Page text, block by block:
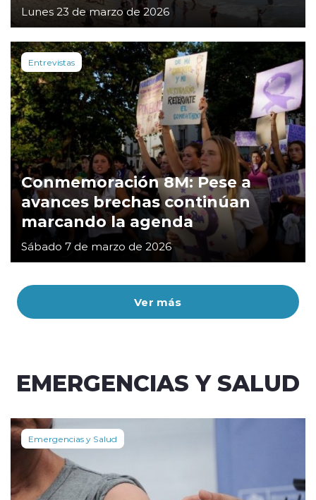
Ver más
Lunes 23 de marzo de 2026
Entrevistas
Conmemoración 8M: Pese a
avances brechas continúan
marcando la agenda
Sábado 7 de marzo de 2026
EMERGENCIAS Y SALUD
Emergencias y Salud